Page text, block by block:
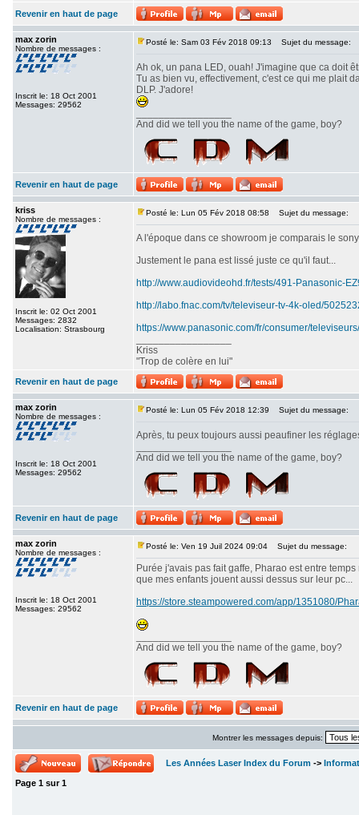
Revenir en haut de page
max zorin
Nombre de messages :
Inscrit le: 18 Oct 2001
Messages: 29562
Posté le: Sam 03 Fév 2018 09:13 Sujet du message:
Ah ok, un pana LED, ouah! J'imagine que ca doit
Tu as bien vu, effectivement, c'est ce qui me plait
DLP. J'adore!
And did we tell you the name of the game, boy?
Revenir en haut de page
kriss
Nombre de messages :
Inscrit le: 02 Oct 2001
Messages: 2832
Localisation: Strasbourg
Posté le: Lun 05 Fév 2018 08:58 Sujet du message:
A l'époque dans ce showroom je comparais le
Justement le pana est lissé juste ce qu'il faut...
http://www.audiovideohd.fr/tests/491-Panasonic-
http://labo.fnac.com/tv/televiseur-tv-4k-oled/
https://www.panasonic.com/fr/consumer/
Kriss
"Trop de colère en lui"
Revenir en haut de page
max zorin
Nombre de messages :
Inscrit le: 18 Oct 2001
Messages: 29562
Posté le: Lun 05 Fév 2018 12:39 Sujet du message:
Après, tu peux toujours aussi peaufiner les
And did we tell you the name of the game, boy?
Revenir en haut de page
max zorin
Nombre de messages :
Inscrit le: 18 Oct 2001
Messages: 29562
Posté le: Ven 19 Juil 2024 09:04 Sujet du message:
Purée j'avais pas fait gaffe, Pharao est entre
que mes enfants jouent aussi dessus sur leur pc...
https://store.steampowered.com/app/1351080/
And did we tell you the name of the game, boy?
Revenir en haut de page
Montrer les messages depuis:
Les Années Laser Index du Forum ->
Page 1 sur1